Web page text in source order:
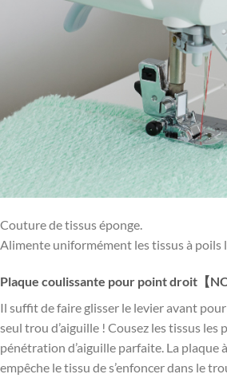
Couture de tissus éponge.
Alimente uniformément les tissus à poils
Plaque coulissante pour point droit【
Il suffit de faire glisser le levier avant
seul trou d’aiguille ! Cousez les tissus les
pénétration d’aiguille parfaite. La plaque
empêche le tissu de s’enfoncer dans le